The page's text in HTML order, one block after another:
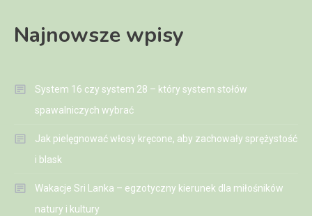
Najnowsze wpisy
System 16 czy system 28 – który system stołów
spawalniczych wybrać
Jak pielęgnować włosy kręcone, aby zachowały sprężystość
i blask
Wakacje Sri Lanka – egzotyczny kierunek dla miłośników
natury i kultury